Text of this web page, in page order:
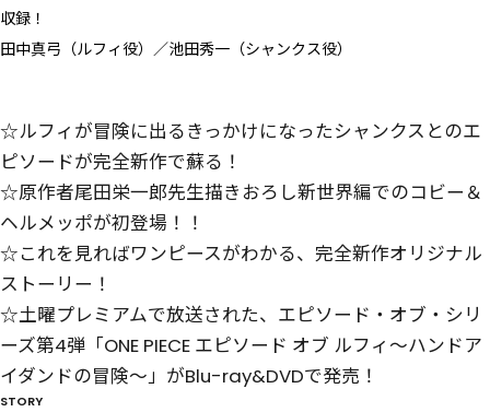
収録！
田中真弓（ルフィ役）／池田秀一（シャンクス役）
☆ルフィが冒険に出るきっかけになったシャンクスとのエ
ピソードが完全新作で蘇る！
☆原作者尾田栄一郎先生描きおろし新世界編でのコビー＆
ヘルメッポが初登場！！
☆これを見ればワンピースがわかる、完全新作オリジナル
ストーリー！
☆土曜プレミアムで放送された、エピソード・オブ・シリ
ーズ第4弾「ONE PIECE エピソード オブ ルフィ～ハンドア
イダンドの冒険～」がBlu-ray&DVDで発売！
STORY